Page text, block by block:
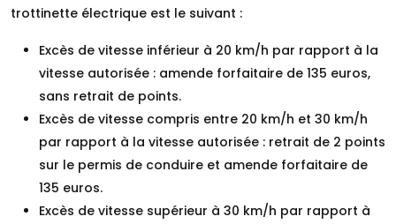
trottinette électrique est le suivant :
Excès de vitesse inférieur à 20 km/h par rapport à la
vitesse autorisée : amende forfaitaire de 135 euros,
sans retrait de points.
Excès de vitesse compris entre 20 km/h et 30 km/h
par rapport à la vitesse autorisée : retrait de 2 points
sur le permis de conduire et amende forfaitaire de
135 euros.
Excès de vitesse supérieur à 30 km/h par rapport à